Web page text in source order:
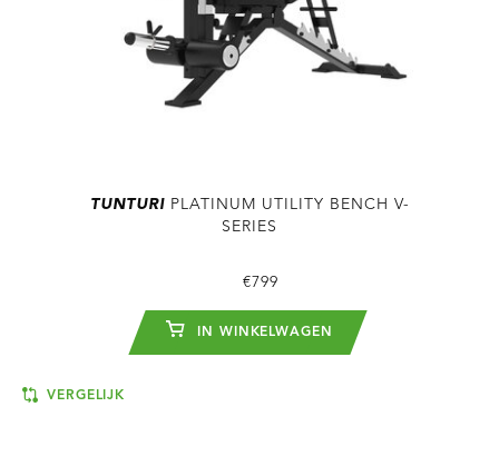
TUNTURIPLATINUM UTILITY BENCH V-
SERIES
€799
IN WINKELWAGEN
VERGELIJK